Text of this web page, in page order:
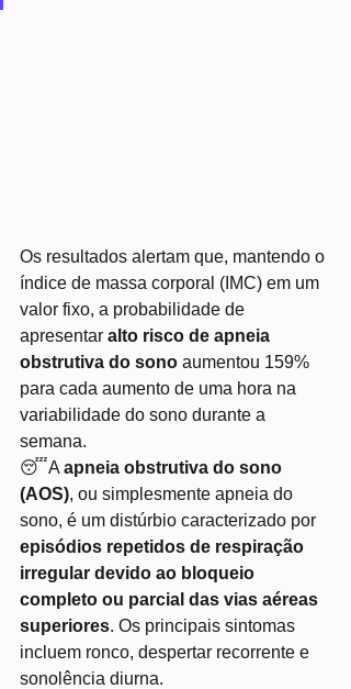
Os resultados alertam que, mantendo o
índice de massa corporal (IMC) em um
valor fixo, a probabilidade de
apresentar alto risco de apneia
obstrutiva do sono aumentou 159%
para cada aumento de uma hora na
variabilidade do sono durante a
semana.
😴A apneia obstrutiva do sono
(AOS), ou simplesmente apneia do
sono, é um distúrbio caracterizado por
episódios repetidos de respiração
irregular devido ao bloqueio
completo ou parcial das vias aéreas
superiores. Os principais sintomas
incluem ronco, despertar recorrente e
sonolência diurna.